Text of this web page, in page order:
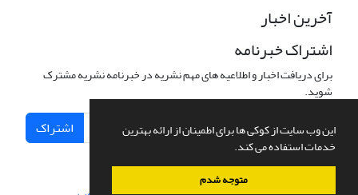
این وب سایت از کوکی ها برای اطمینان از ارائه بهترین
خدمات استفاده می کند.
متوجه شدم
آخرین اخبار
اشتراک خبرنامه
برای دریافت اخبار و اطلاعیه های مهم نشریه در خبرنامه نشریه مشترک
شوید.
اشتراک